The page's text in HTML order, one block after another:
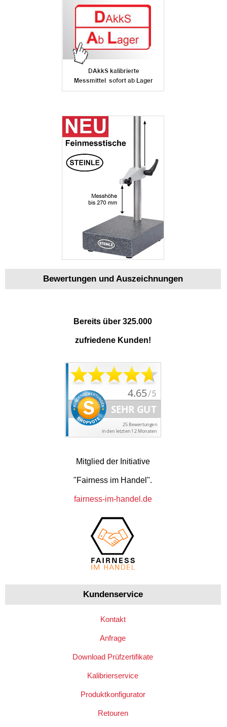
Bewertungen und Auszeichnungen
Bereits über 325.000
zufriedene Kunden!
Mitglied der Initiative
"Fairness im Handel".
fairness-im-handel.de
Kundenservice
Kontakt
Anfrage
Download Prüfzertifikate
Kalibrierservice
Produktkonfigurator
Retouren